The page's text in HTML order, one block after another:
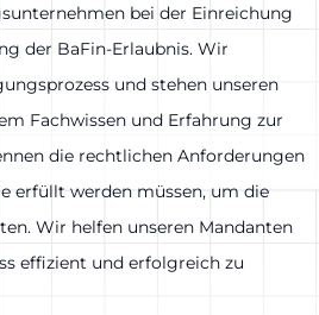
bei der Einreichung
der BaFin-Erlaubnis. Wir
und stehen unseren
Fachwissen und Erfahrung zur
die rechtlichen Anforderungen
erfüllt werden müssen, um die
Wir helfen unseren Mandanten
effizient und erfolgreich zu